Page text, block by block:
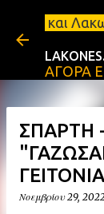
ΑΓΟΡΑ
ΣΠΑΡΤΗ
Νοεμβρίου 29,